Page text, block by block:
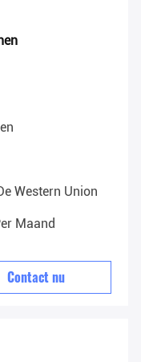
Western Union
Maand
Contact nu